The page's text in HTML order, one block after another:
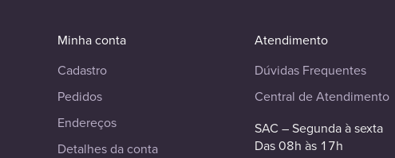
Minha conta
Cadastro
Pedidos
Endereços
Detalhes da conta
Atendimento
Dúvidas Frequentes
Central de Atendimento
SAC – Segunda à sexta
Das 08h às 17h